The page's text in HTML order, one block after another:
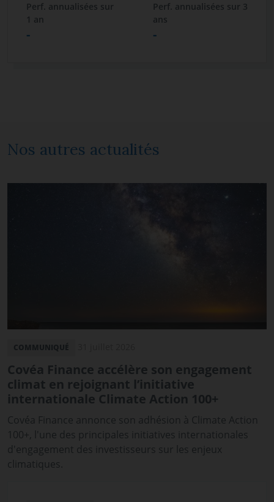
Perf. annualisées sur
1 an
Perf. annualisées sur 3
ans
- -
Nos autres actualités
Covéa Finance accélère son engagement
climat en rejoignant l’initiative
internationale Climate Action 100+
Covéa Finance annonce son adhésion à Climate Action
100+, l'une des principales initiatives internationales
d'engagement des investisseurs sur les enjeux
climatiques.